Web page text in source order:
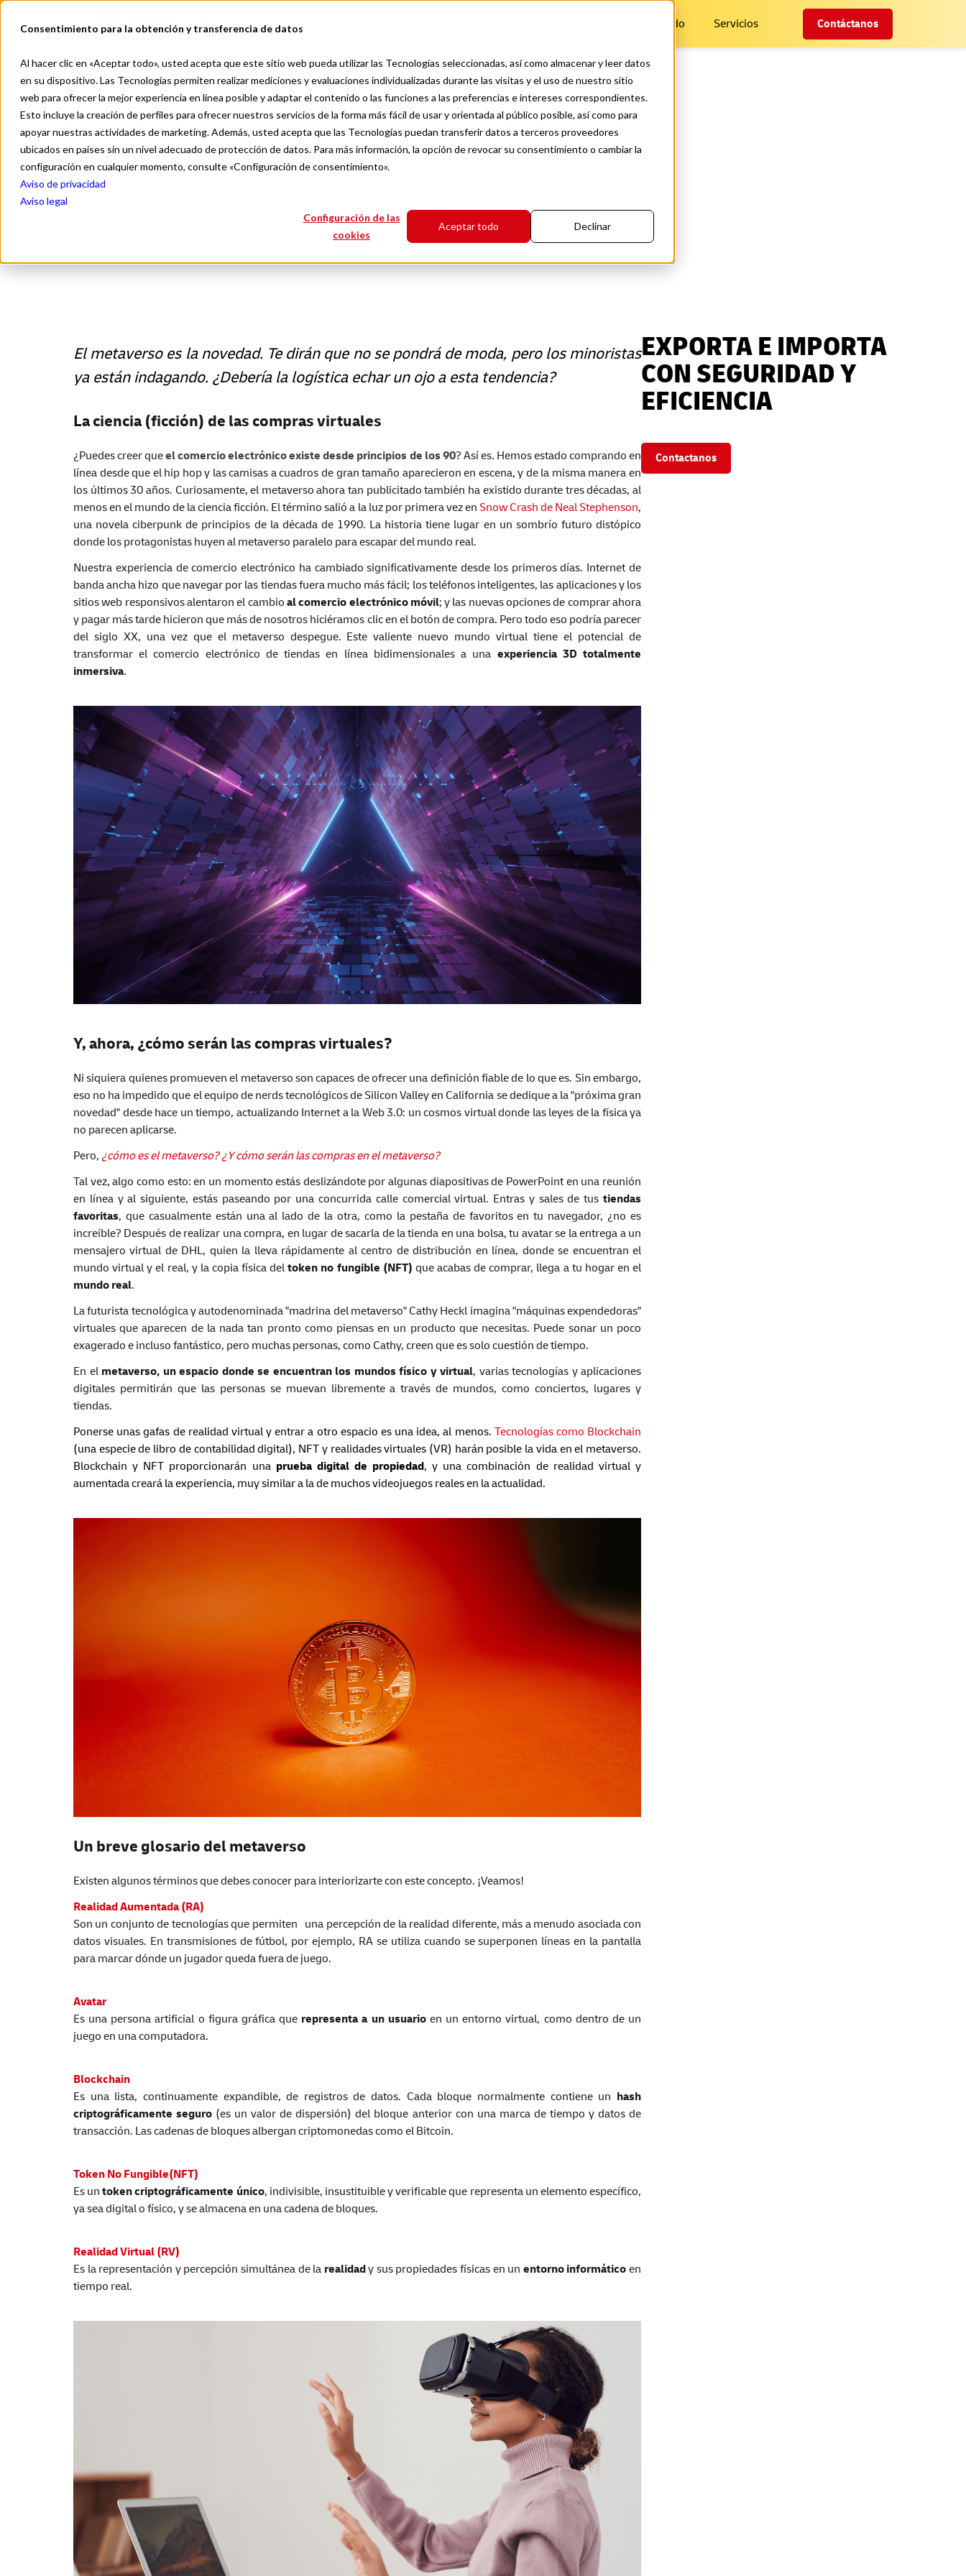
Consentimiento para la obtención y transferencia de datos
Al hacer clic en «Aceptar todo», usted acepta que este sitio web pueda utilizar las Tecnologías seleccionadas, así como almacenar y leer datos
en su dispositivo. Las Tecnologías permiten realizar mediciones y evaluaciones individualizadas durante las visitas y el uso de nuestro sitio
web para ofrecer la mejor experiencia en línea posible y adaptar el contenido o las funciones a las preferencias e intereses correspondientes.
Esto incluye la creación de perfiles para ofrecer nuestros servicios de la forma más fácil de usar y orientada al público posible, así como para
apoyar nuestras actividades de marketing. Además, usted acepta que las Tecnologías puedan transferir datos a terceros proveedores
ubicados en países sin un nivel adecuado de protección de datos. Para más información, la opción de revocar su consentimiento o cambiar la
configuración en cualquier momento, consulte «Configuración de consentimiento».
Aviso de privacidad
Aviso legal
Configuración de las
cookies
Aceptar todo Declinar
DHL Pymes Contenido Servicios Contáctanos
E-commerce crossborder
¿Cómo afectará el Metaverso la
forma de comprar y enviar?
El metaverso es la novedad. Te dirán que no se pondrá de moda, pero los minoristas
ya están indagando. ¿Debería la logística echar un ojo a esta tendencia?
La ciencia (ficción) de las compras virtuales
¿Puedes creer queel comercio electrónico existe desde principios de los 90? Así es. Hemos estado comprando en
línea desde que el hip hop y las camisas a cuadros de gran tamaño aparecieron en escena, y de la misma manera en
los últimos 30 años. Curiosamente, el metaverso ahora tan publicitado también ha existido durante tres décadas, al
menos en el mundo de la ciencia ficción. El término salió a la luz por primera vez en Snow Crash de Neal Stephenson,
una novela ciberpunk de principios de la década de 1990. La historia tiene lugar en un sombrío futuro distópico
donde los protagonistas huyen al metaverso paralelo para escapar del mundo real.
Nuestra experiencia de comercio electrónico ha cambiado significativamente desde los primeros días. Internet de
banda ancha hizo que navegar por las tiendas fuera mucho más fácil; los teléfonos inteligentes, las aplicaciones y los
sitios web responsivos alentaron el cambio al comercio electrónico móvil; y las nuevas opciones de comprar ahora
y pagar más tarde hicieron que más de nosotros hiciéramos clic en el botón de compra. Pero todo eso podría parecer
del siglo XX, una vez que el metaverso despegue. Este valiente nuevo mundo virtual tiene el potencial de
transformar el comercio electrónico de tiendas en línea bidimensionales a una experiencia 3D totalmente
inmersiva.
Y, ahora, ¿cómo serán las compras virtuales?
Ni siquiera quienes promueven el metaverso son capaces de ofrecer una definición fiable de lo que es. Sin embargo,
eso no ha impedido que el equipo de nerds tecnológicos de Silicon Valley en California se dedique a la "próxima gran
novedad" desde hace un tiempo, actualizando Internet a la Web 3.0: un cosmos virtual donde las leyes de la física ya
no parecen aplicarse.
Pero, ¿cómo es el metaverso? ¿Y cómo serán las compras en el metaverso?
Tal vez, algo como esto: en un momento estás deslizándote por algunas diapositivas de PowerPoint en una reunión
en línea y al siguiente, estás paseando por una concurrida calle comercial virtual. Entras y sales de tus tiendas
favoritas, que casualmente están una al lado de la otra, como la pestaña de favoritos en tu navegador, ¿no es
increíble? Después de realizar una compra, en lugar de sacarla de la tienda en una bolsa, tu avatar se la entrega a un
mensajero virtual de DHL, quien la lleva rápidamente al centro de distribución en línea, donde se encuentran el
mundo virtual y el real, y la copia física deltoken no fungible (NFT) que acabas de comprar, llega a tu hogar en el
mundo real.
La futurista tecnológica y autodenominada "madrina del metaverso" Cathy Heckl imagina "máquinas expendedoras"
virtuales que aparecen de la nada tan pronto como piensas en un producto que necesitas. Puede sonar un poco
exagerado e incluso fantástico, pero muchas personas, como Cathy, creen que es solo cuestión de tiempo.
En el metaverso, un espacio donde se encuentran los mundos físico y virtual, varias tecnologías y aplicaciones
digitales permitirán que las personas se muevan libremente a través de mundos, como conciertos, lugares y
tiendas.
Ponerse unas gafas de realidad virtual y entrar a otro espacio es una idea, al menos. Tecnologías como Blockchain
(una especie de libro de contabilidad digital), NFT y realidades virtuales (VR) harán posible la vida en el metaverso.
Blockchain y NFT proporcionarán una prueba digital de propiedad, y una combinación de realidad virtual y
aumentada creará la experiencia, muy similar a la de muchos videojuegos reales en la actualidad.
Un breve glosario del metaverso
Existen algunos términos que debes conocer para interiorizarte con este concepto. ¡Veamos!
Realidad Aumentada (RA)
Son un conjunto de tecnologías que permiten una percepción de la realidad diferente, más a menudo asociada con
datos visuales. En transmisiones de fútbol, por ejemplo, RA se utiliza cuando se superponen líneas en la pantalla
para marcar dónde un jugador queda fuera de juego.
Avatar
Es una persona artificial o figura gráfica que representa a un usuarioen un entorno virtual, como dentro de un
juego en una computadora.
Blockchain
Es una lista, continuamente expandible, de registros de datos. Cada bloque normalmente contiene un hash
criptográficamente seguro (es un valor de dispersión) del bloque anterior con una marca de tiempo y datos de
transacción. Las cadenas de bloques albergan criptomonedas como el Bitcoin.
Token No Fungible(NFT)
Es untoken criptográficamente único, indivisible, insustituible y verificable que representa un elemento específico,
ya sea digital o físico, y se almacena en una cadena de bloques.
Realidad Virtual (RV)
Es la representación y percepción simultánea de la realidady sus propiedades físicas en un entorno informático en
tiempo real.
EXPORTA E IMPORTA
CON SEGURIDAD Y
EFICIENCIA
Contactanos